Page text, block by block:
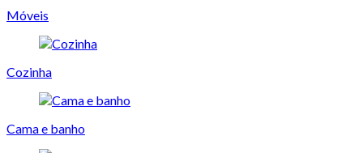
Móveis
Cozinha
Cama e banho